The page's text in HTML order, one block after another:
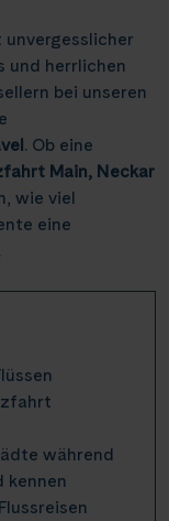
und herrlichen
bei unseren
. Ob eine
Main, Neckar
wie viel
eine
während
kennen